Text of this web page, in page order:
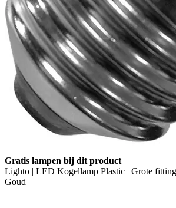
Gratis lampen bij dit product
Lighto | LED Kogellamp Plastic | Grote
Goud